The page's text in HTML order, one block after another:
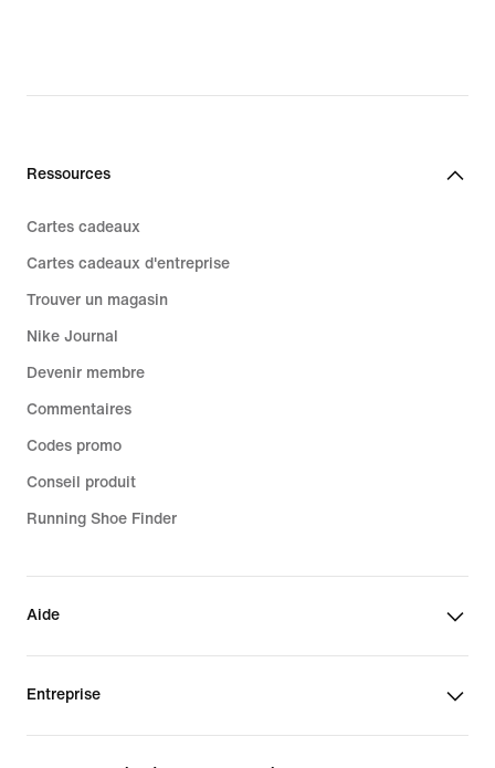
Ressources
Cartes cadeaux
Cartes cadeaux d'entreprise
Trouver un magasin
Nike Journal
Devenir membre
Commentaires
Codes promo
Conseil produit
Running Shoe Finder
Aide
Entreprise